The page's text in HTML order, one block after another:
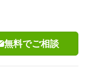
無料でご相談